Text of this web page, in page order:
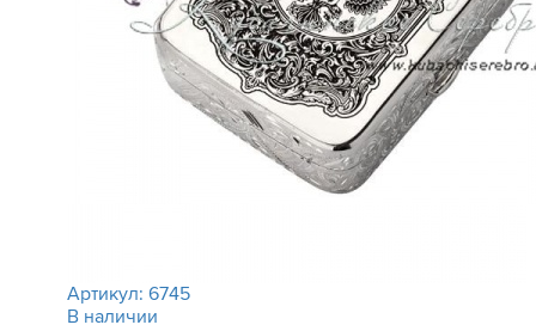
Артикул: 6745
В наличии